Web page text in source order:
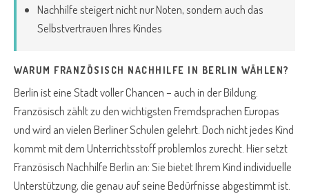
Nachhilfe steigert nicht nur Noten, sondern auch das
Selbstvertrauen Ihres Kindes
WARUM FRANZÖSISCH NACHHILFE IN BERLIN WÄHLEN?
Berlin ist eine Stadt voller Chancen – auch in der Bildung.
Französisch zählt zu den wichtigsten Fremdsprachen Europas
und wird an vielen Berliner Schulen gelehrt. Doch nicht jedes Kind
kommt mit dem Unterrichtsstoff problemlos zurecht. Hier setzt
Französisch Nachhilfe Berlin an: Sie bietet Ihrem Kind individuelle
Unterstützung, die genau auf seine Bedürfnisse abgestimmt ist.